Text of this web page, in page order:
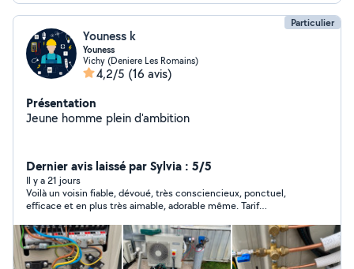
Particulier
Youness k
Youness
Vichy (Deniere Les Romains)
4,2/5 (16 avis)
Présentation
Jeune homme plein d'ambition
Dernier avis laissé par Sylvia : 5/5
Il y a 21 jours
Voilà un voisin fiable, dévoué, très consciencieux, ponctuel,
efficace et en plus très aimable, adorable même. Tarif